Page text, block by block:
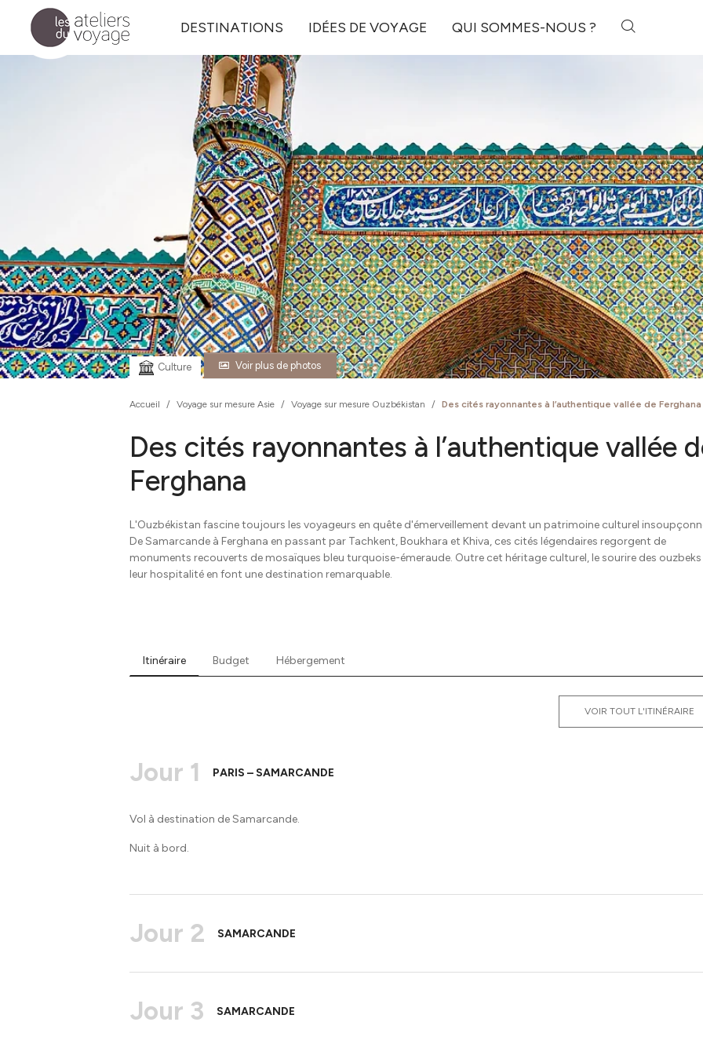
Aller au contenu principal
DESTINATIONS IDÉES DE VOYAGE QUI SOMMES-NOUS ?
Culture Voir plus de photos
Accueil / Voyage sur mesure Asie / Voyage sur mesure Ouzbékistan / Des cités rayonnantes à l’authentique vallée de Ferghana
Des cités rayonnantes à l’authentique vallée
Ferghana
L'Ouzbékistan fascine toujours les voyageurs en quête d'émerveillement devant un patrimoine culturel
De Samarcande à Ferghana en passant par Tachkent, Boukhara et Khiva, ces cités légendaires regorgent de
monuments recouverts de mosaïques bleu turquoise-émeraude. Outre cet héritage culturel, le sourire des
leur hospitalité en font une destination remarquable.
Itinéraire Budget Hébergement
VOIR TOUT L'ITINÉRAIRE
Jour 1 PARIS – SAMARCANDE
Vol à destination de Samarcande.
Nuit à bord.
Jour 2 SAMARCANDE
Jour 3 SAMARCANDE